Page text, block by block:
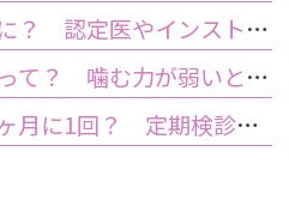
歯医者の認定医ってなに？ 認定医やインストラクターの資格を持つ歯医者のメリット
噛む力があるメリットって？ 噛む力が弱いとどうなるの？
歯科検診の頻度って何ヶ月に1回？ 定期検診って何するの？